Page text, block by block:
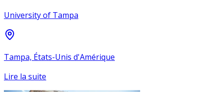
University of Tampa
Tampa, États-Unis d'Amérique
Lire la suite